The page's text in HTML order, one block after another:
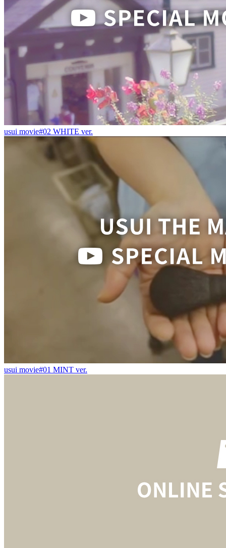
usui movie#02 WHITE ver.
usui movie#01 MINT ver.